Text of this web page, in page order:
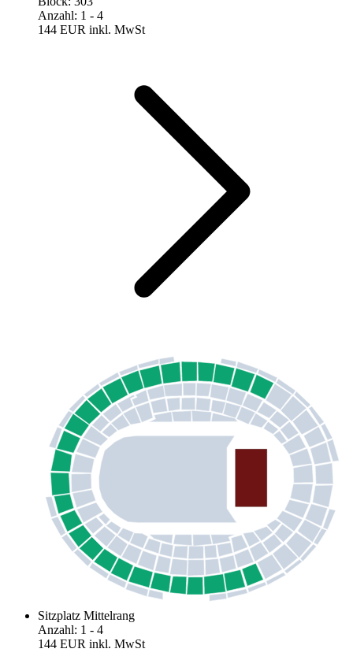
Anzahl: 1 - 4
144 EUR inkl. MwSt
Sitzplatz Mittelrang
Anzahl: 1 - 4
144 EUR inkl. MwSt